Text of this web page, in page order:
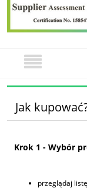
Jak
Krok 1 - Wybór
przeglądaj